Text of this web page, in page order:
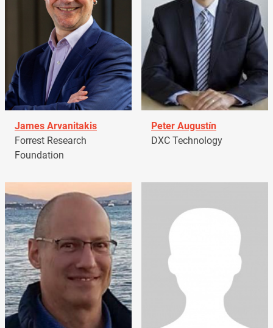
James Arvanitakis
Forrest Research
Foundation
Peter Augustín
DXC Technology